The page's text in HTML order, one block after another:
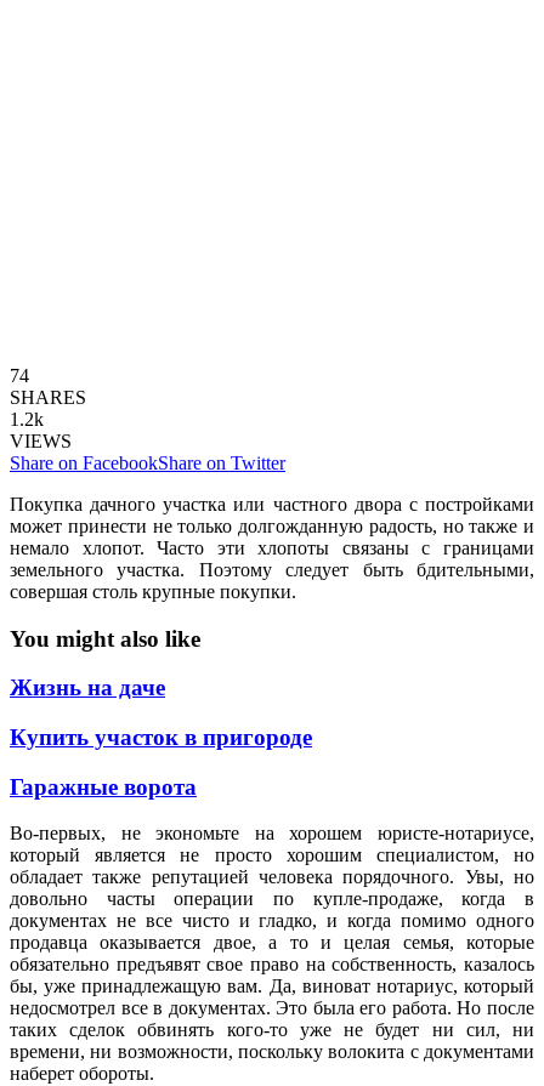
74
SHARES
1.2k
VIEWS
Share on FacebookShare on Twitter
Покупка дачного участка или частного двора с постройками
может принести не только долгожданную радость, но также и
немало хлопот. Часто эти хлопоты связаны с границами
земельного участка. Поэтому следует быть бдительными,
совершая столь крупные покупки.
You might also like
Жизнь на даче
Купить участок в пригороде
Гаражные ворота
Во-первых, не экономьте на хорошем юристе-нотариусе,
который является не просто хорошим специалистом, но
обладает также репутацией человека порядочного. Увы, но
довольно часты операции по купле-продаже, когда в
документах не все чисто и гладко, и когда помимо одного
продавца оказывается двое, а то и целая семья, которые
обязательно предъявят свое право на собственность, казалось
бы, уже принадлежащую вам. Да, виноват нотариус, который
недосмотрел все в документах. Это была его работа. Но после
таких сделок обвинять кого-то уже не будет ни сил, ни
времени, ни возможности, поскольку волокита с документами
наберет обороты.